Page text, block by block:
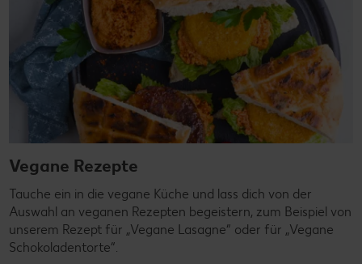
Vegane Rezepte
Tauche ein in die vegane Küche und lass dich von der
Auswahl an veganen Rezepten begeistern, zum Beispiel von
unserem Rezept für „Vegane Lasagne“ oder für „Vegane
Schokoladentorte“.